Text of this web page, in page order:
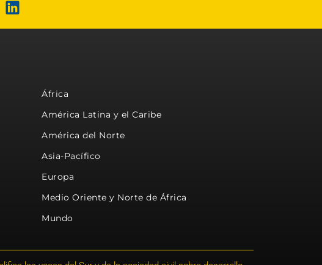
África
América Latina y el Caribe
América del Norte
Asia-Pacífico
Europa
Medio Oriente y Norte de África
Mundo